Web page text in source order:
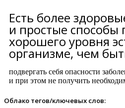
Есть более
и простые
хорошего уровня
организме, чем
подвергать себя опасности
и при этом не получить
Облако тегов/ключевых слов: